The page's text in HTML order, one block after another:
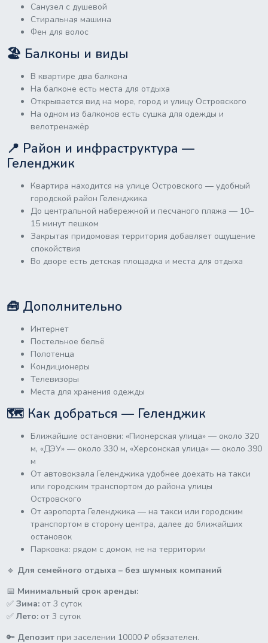
Санузел с душевой
Стиральная машина
Фен для волос
🏖 Балконы и виды
В квартире два балкона
На балконе есть места для отдыха
Открывается вид на море, город и улицу Островского
На одном из балконов есть сушка для одежды и
велотренажёр
📍 Район и инфраструктура —
Геленджик
Квартира находится на улице Островского — удобный
городской район Геленджика
До центральной набережной и песчаного пляжа — 10–
15 минут пешком
Закрытая придомовая территория добавляет ощущение
спокойствия
Во дворе есть детская площадка и места для отдыха
🧰 Дополнительно
Интернет
Постельное бельё
Полотенца
Кондиционеры
Телевизоры
Места для хранения одежды
🗺 Как добраться — Геленджик
Ближайшие остановки: «Пионерская улица» — около 320
м, «ДЭУ» — около 330 м, «Херсонская улица» — около 390
м
От автовокзала Геленджика удобнее доехать на такси
или городским транспортом до района улицы
Островского
От аэропорта Геленджика — на такси или городским
транспортом в сторону центра, далее до ближайших
остановок
Парковка: рядом с домом, не на территории
🔹 Для семейного отдыха – без шумных компаний
📅 Минимальный срок аренды:
✅ Зима:от 3 суток
✅ Лето:от 3 суток
🔑 Депозитпри заселении 10000 ₽ обязателен.